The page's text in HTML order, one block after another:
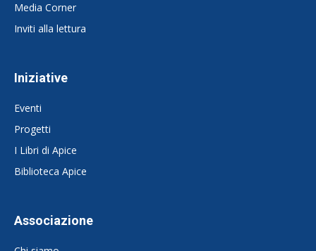
Media Corner
Inviti alla lettura
Iniziative
Eventi
Progetti
I Libri di Apice
Biblioteca Apice
Associazione